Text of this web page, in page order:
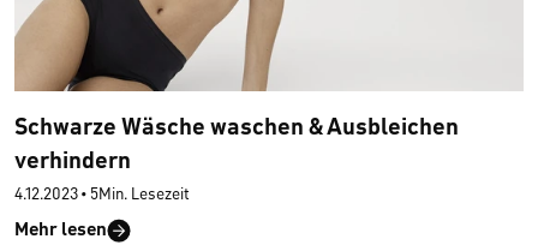
Schwarze Wäsche waschen & Ausbleichen
verhindern
4.12.2023 • 5Min. Lesezeit
Mehr lesen